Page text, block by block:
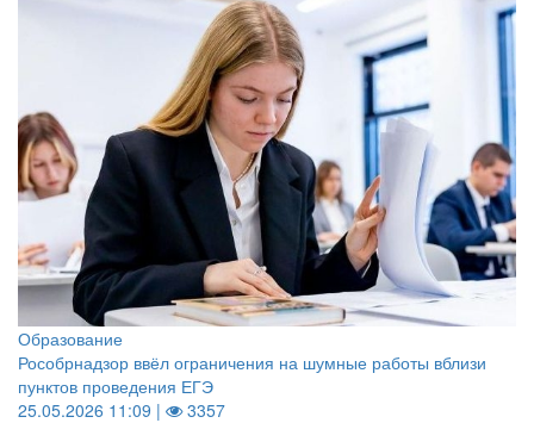
Образование
Рособрнадзор ввёл ограничения на шумные работы вблизи
пунктов проведения ЕГЭ
25.05.2026 11:09 |
3357